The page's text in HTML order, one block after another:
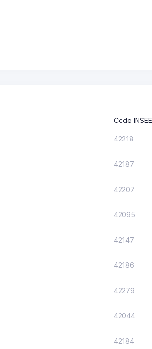
Code INSEE
42218
42187
42207
42095
42147
42186
42279
42044
42184